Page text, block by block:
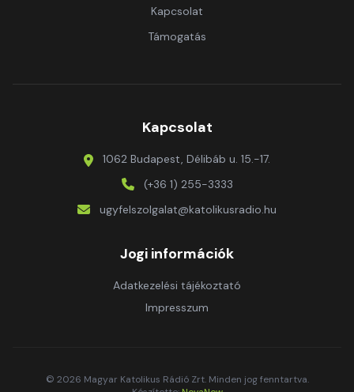
Kapcsolat
Támogatás
Kapcsolat
1062 Budapest, Délibáb u. 15.-17.
(+36 1) 255-3333
ugyfelszolgalat@katolikusradio.hu
Jogi információk
Adatkezelési tájékoztató
Impresszum
© 2026 Magyar Katolikus Rádió Zrt. Minden jog fenntartva.